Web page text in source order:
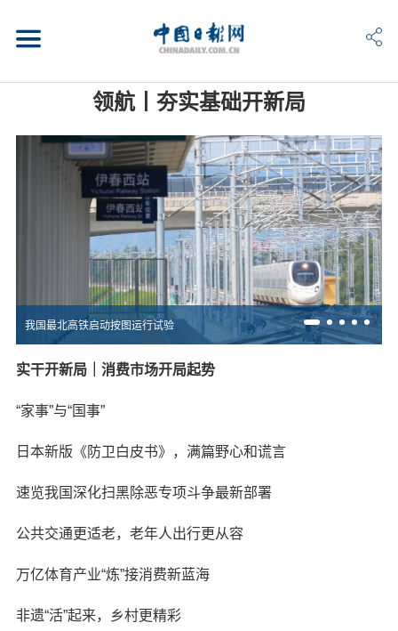
领航丨夯实基础开新局
我国最北高铁启动按图运行试验
实干开新局｜消费市场开局起势
“家事”与“国事”
日本新版《防卫白皮书》，满篇野心和谎言
速览我国深化扫黑除恶专项斗争最新部署
公共交通更适老，老年人出行更从容
万亿体育产业“炼”接消费新蓝海
非遗“活”起来，乡村更精彩